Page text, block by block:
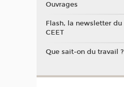
Ouvrages
Flash, la newsletter du
CEET
Que sait-on du travail ?